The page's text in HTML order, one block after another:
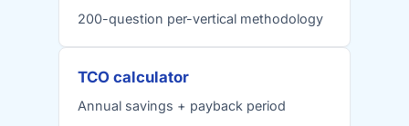
200-question per-vertical methodology
TCO calculator
Annual savings + payback period